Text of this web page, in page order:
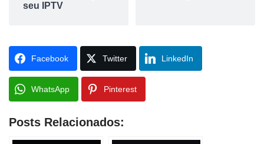
seu IPTV
Facebook Twitter LinkedIn
WhatsApp Pinterest
Posts Relacionados: